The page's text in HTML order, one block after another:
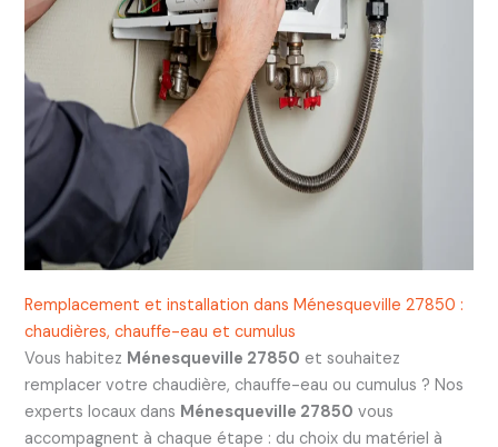
Remplacement et installation dans Ménesqueville 27850 :
chaudières, chauffe-eau et cumulus
Vous habitez Ménesqueville 27850 et souhaitez
remplacer votre chaudière, chauffe-eau ou cumulus ? Nos
experts locaux dans Ménesqueville 27850 vous
accompagnent à chaque étape : du choix du matériel à